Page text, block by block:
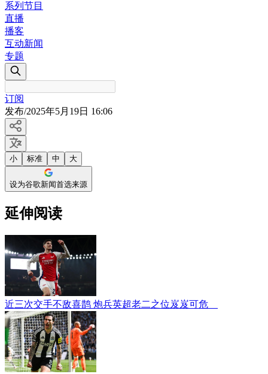
系列节目
直播
播客
互动新闻
专题
订阅
发布/2025年5月19日 16:06
小 标准 中 大
设为谷歌新闻首选来源
延伸阅读
近三次交手不敌喜鹊 炮兵英超老二之位岌岌可危